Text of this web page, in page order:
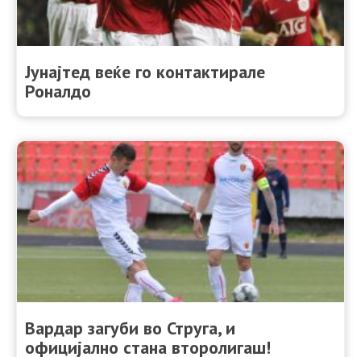
Јунајтед веќе го контактирале
Роналдо
Вардар загуби во Струга, и
официјално стана второлигаш!